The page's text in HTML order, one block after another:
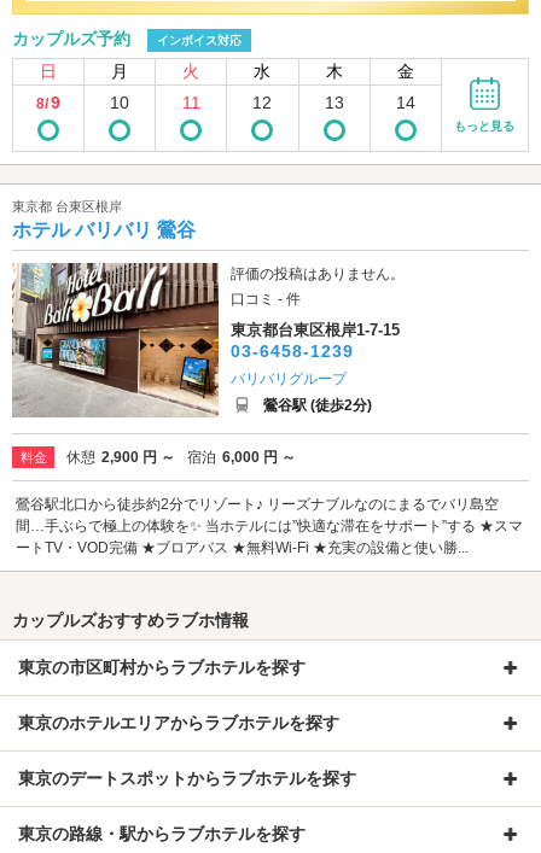
カップルズ予約 インボイス対応
日 月 火 水 木 金
8/9 10 11 12 13 14
もっと見る
東京都 台東区根岸
ホテル バリバリ 鶯谷
評価の投稿はありません。
口コミ - 件
東京都台東区根岸1-7-15
03-6458-1239
バリバリグループ
鶯谷駅 (徒歩2分)
料金 休憩 2,900 円 ～ 宿泊 6,000 円 ～
鶯谷駅北口から徒歩約2分でリゾート♪ リーズナブルなのにまるでバリ島空
間…手ぶらで極上の体験を✨ 当ホテルには”快適な滞在をサポート”する ★スマ
ートTV・VOD完備 ★ブロアバス ★無料Wi-Fi ★充実の設備と使い勝...
カップルズおすすめラブホ情報
東京の市区町村からラブホテルを探す
東京のホテルエリアからラブホテルを探す
東京のデートスポットからラブホテルを探す
東京の路線・駅からラブホテルを探す